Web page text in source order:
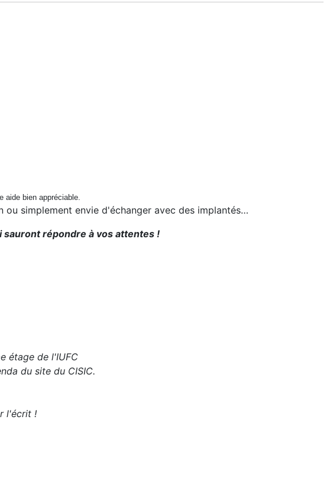
aide bien appréciable.
ou simplement envie d'échanger avec des implantés…
sauront répondre à vos attentes !
étage de l'IUFC
du site du CISIC.
l'écrit !